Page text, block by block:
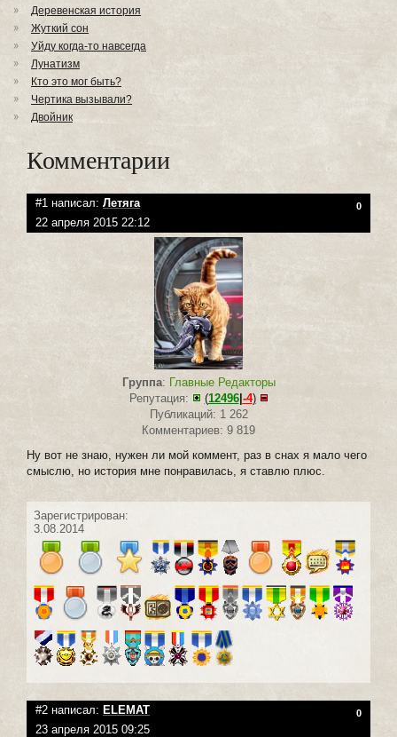
Деревенская история
Жуткий сон
Уйду когда-то навсегда
Лунатизм
Кто это мог быть?
Чертика вызывали?
Двойник
Комментарии
#1 написал: Летяга 0
22 апреля 2015 22:12
Группа: Главные Редакторы
Репутация:
(12496|-4)
Публикаций: 1 262
Комментариев: 9 819
Ну вот не знаю, нужен ли мой коммент, раз в снах я мало чего
смыслю, но история мне понравилась, я ставлю плюс.
Зарегистрирован:
3.08.2014
#2 написал: ELEMAT 0
23 апреля 2015 09:25